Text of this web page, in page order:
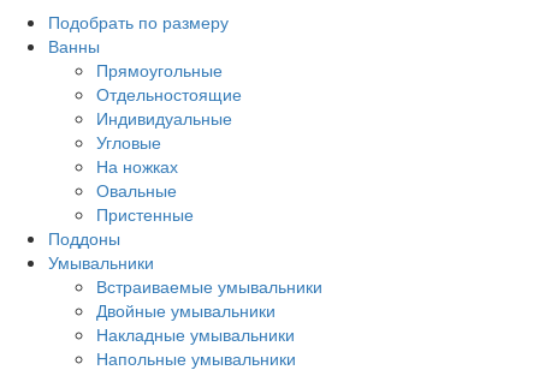
Подобрать по размеру
Ванны
Прямоугольные
Отдельностоящие
Индивидуальные
Угловые
На ножках
Овальные
Пристенные
Поддоны
Умывальники
Встраиваемые умывальники
Двойные умывальники
Накладные умывальники
Напольные умывальники